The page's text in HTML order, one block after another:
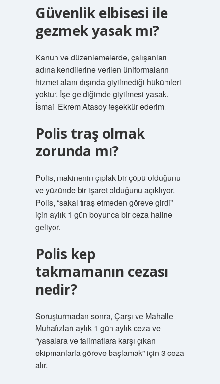
Güvenlik elbisesi ile
gezmek yasak mı?
Kanun ve düzenlemelerde, çalışanları
adına kendilerine verilen üniformaların
hizmet alanı dışında giyilmediği hükümleri
yoktur. İşe geldiğimde giyilmesi yasak.
İsmail Ekrem Atasoy teşekkür ederim.
Polis traş olmak
zorunda mı?
Polis, makinenin çıplak bir çöpü olduğunu
ve yüzünde bir işaret olduğunu açıklıyor.
Polis, “sakal tıraş etmeden göreve girdi”
için aylık 1 gün boyunca bir ceza haline
geliyor.
Polis kep
takmamanın cezası
nedir?
Soruşturmadan sonra, Çarşı ve Mahalle
Muhafızları aylık 1 gün aylık ceza ve
“yasalara ve talimatlara karşı çıkan
ekipmanlarla göreve başlamak” için 3 ceza
alır.